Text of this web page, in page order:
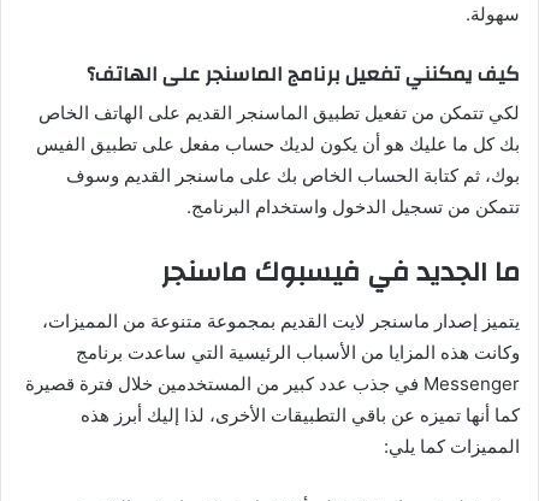
سهولة.
كيف يمكنني تفعيل برنامج الماسنجر على الهاتف؟
لكي تتمكن من تفعيل تطبيق الماسنجر القديم على الهاتف الخاص
بك كل ما عليك هو أن يكون لديك حساب مفعل على تطبيق الفيس
بوك، ثم كتابة الحساب الخاص بك على ماسنجر القديم وسوف
تتمكن من تسجيل الدخول واستخدام البرنامج.
ما الجديد في فيسبوك ماسنجر
يتميز إصدار ماسنجر لايت القديم بمجموعة متنوعة من المميزات،
وكانت هذه المزايا من الأسباب الرئيسية التي ساعدت برنامج
Messenger في جذب عدد كبير من المستخدمين خلال فترة قصيرة
كما أنها تميزه عن باقي التطبيقات الأخرى، لذا إليك أبرز هذه
المميزات كما يلي: